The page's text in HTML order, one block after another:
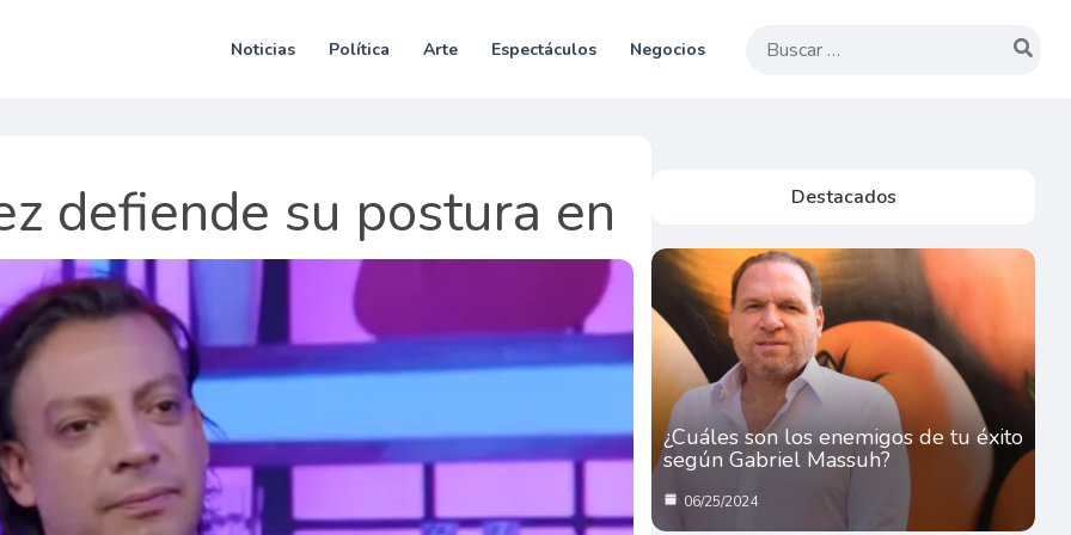
Noticias Política Arte Espectáculos Negocios
Buscar
por:
defiende su postura en Destacados
¿Cuáles son los enemigos de tu éxito
según Gabriel Massuh?
06/25/2024